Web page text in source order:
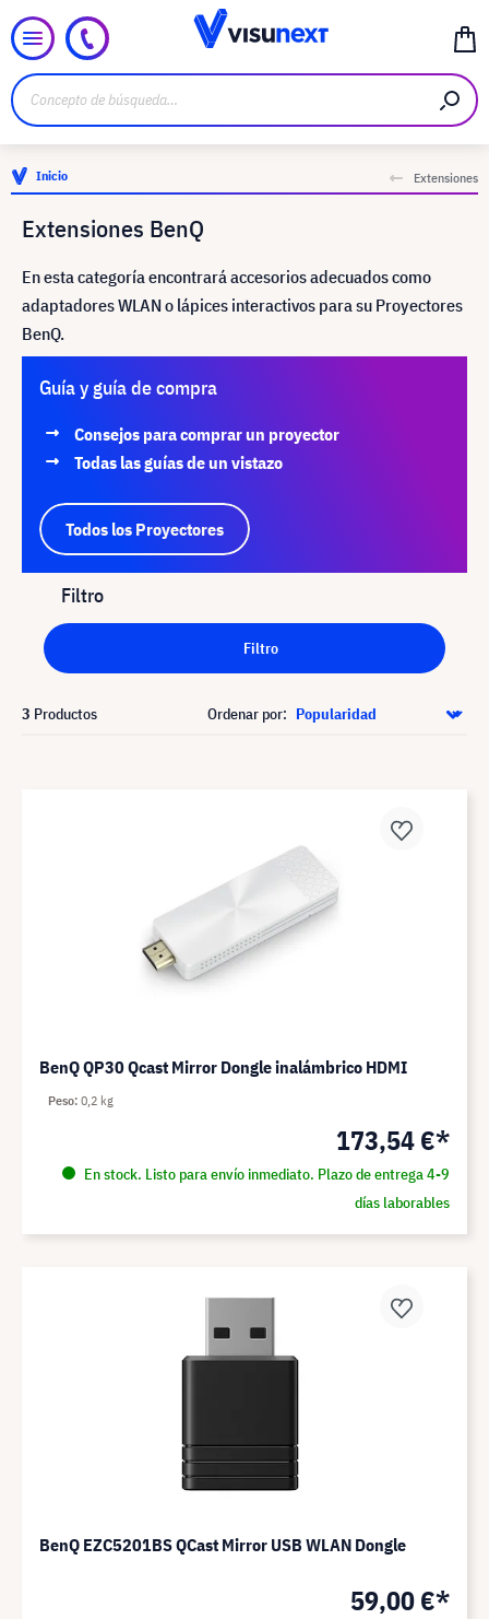
Inicio Extensiones
Extensiones BenQ
En esta categoría encontrará accesorios adecuados como
adaptadores WLAN o lápices interactivos para su Proyectores
BenQ.
Guía y guía de compra
Consejos para comprar un proyector
Todas las guías de un vistazo
Todos los Proyectores
Filtro
Filtro
3 Productos Ordenar por:
BenQ QP30 Qcast Mirror Dongle inalámbrico HDMI
173,54 €*
En stock. Listo para envío inmediato. Plazo de entrega 4-9
días laborables
Peso 0,2 kg
BenQ EZC5201BS QCast Mirror USB WLAN Dongle
59,00 €*